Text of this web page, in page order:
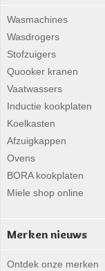
Wasmachines
Wasdrogers
Stofzuigers
Quooker kranen
Vaatwassers
Inductie kookplaten
Koelkasten
Afzuigkappen
Ovens
BORA kookplaten
Miele shop online
Merken nieuws
Ontdek onze merken